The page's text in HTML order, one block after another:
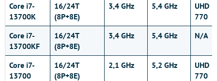
Core i7-
13700K
16/24T
(8P+8E)
3,4 GHz 5,4 GHz
UHD
770
Core i7-
13700KF
16/24T
(8P+8E)
3,4 GHz 5,4 GHz N/A
Core i7-
13700
16/24T
(8P+8E)
2,1 GHz 5,2 GHz
UHD
770